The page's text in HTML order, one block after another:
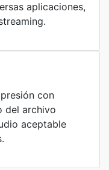
aplicaciones,
con
del archivo
aceptable